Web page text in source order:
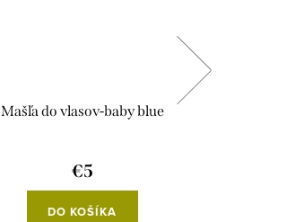
Mašľa do vlasov-baby blue
€5
DO KOŠÍKA